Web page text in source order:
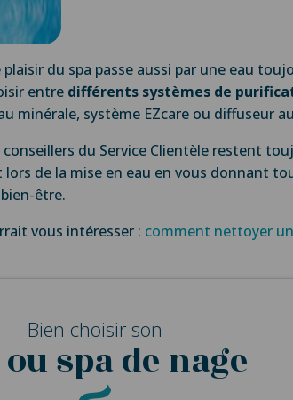
plaisir du spa passe aussi par une eau
entre différents systèmes de
minérale, système EZcare ou diffuseur
du Service Clientèle restent
lors de la mise en eau en vous donnant
être.
vous intéresser : comment nettoyer
Bien choisir son
spa de nage